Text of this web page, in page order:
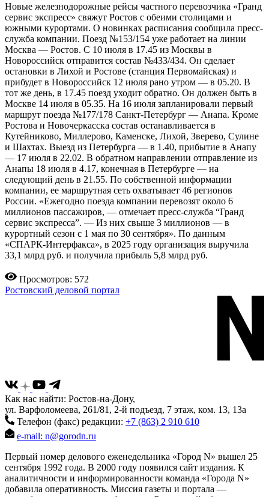
Новые железнодорожные рейсы частного перевозчика «Гранд
сервис экспресс» свяжут Ростов с обеими столицами и
южными курортами. О новинках расписания сообщила пресс-
служба компании. Поезд №153/154 уже работает на линии
Москва — Ростов. С 10 июля в 17.45 из Москвы в
Новороссийск отправится состав №433/434. Он сделает
остановки в Лихой и Ростове (станция Первомайская) и
прибудет в Новороссийск 12 июля рано утром — в 05.20. В
тот же день, в 17.45 поезд уходит обратно. Он должен быть в
Москве 14 июля в 05.35. На 16 июля запланировали первый
маршрут поезда №177/178 Санкт-Петербург — Анапа. Кроме
Ростова и Новочеркасска состав останавливается в
Кутейниково, Миллерово, Каменске, Лихой, Зверево, Сулине
и Шахтах. Выезд из Петербурга — в 1.40, прибытие в Анапу
— 17 июля в 22.02. В обратном направлении отправление из
Анапы 18 июля в 4.17, конечная в Петербурге — на
следующий день в 21.55. По собственной информации
компании, ее маршрутная сеть охватывает 46 регионов
России. «Ежегодно поезда компании перевозят около 6
миллионов пассажиров, — отмечает пресс-служба “Гранд
сервис экспресса”. — Из них свыше 3 миллионов — в
курортный сезон с 1 мая по 30 сентября». По данным
«СПАРК-Интерфакса», в 2025 году организация выручила
33,1 млрд руб. и получила прибыль 5,8 млрд руб.
Просмотров: 572
Ростовский деловой портал
Как нас найти: Ростов-на-Дону,
ул. Варфоломеева, 261/81, 2-й подъезд, 7 этаж, ком. 13, 13а
Телефон (факс) редакции: +7 (863) 2 910 610
e-mail: n@gorodn.ru
Первый номер делового еженедельника «Город N» вышел 25
сентября 1992 года. В 2000 году появился сайт издания. К
аналитичности и информированности команда «Города N»
добавила оперативность. Миссия газеты и портала —